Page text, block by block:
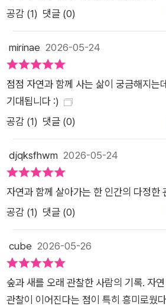
공감 (1) 댓글 (0)
mirinae 2026-05-24
점점 자연과 함께 사는 삶이 궁금해지는
기대됩니다 :)
공감 (1) 댓글 (0)
djqksfhwm 2026-05-24
자연과 함께 살아가는 한 인간의 다정한
공감 (1) 댓글 (0)
cube 2026-05-26
숲과 새를 오래 관찰한 사람의 기록. 자
관찰이 이어진다는 점이 특히 흥미로웠